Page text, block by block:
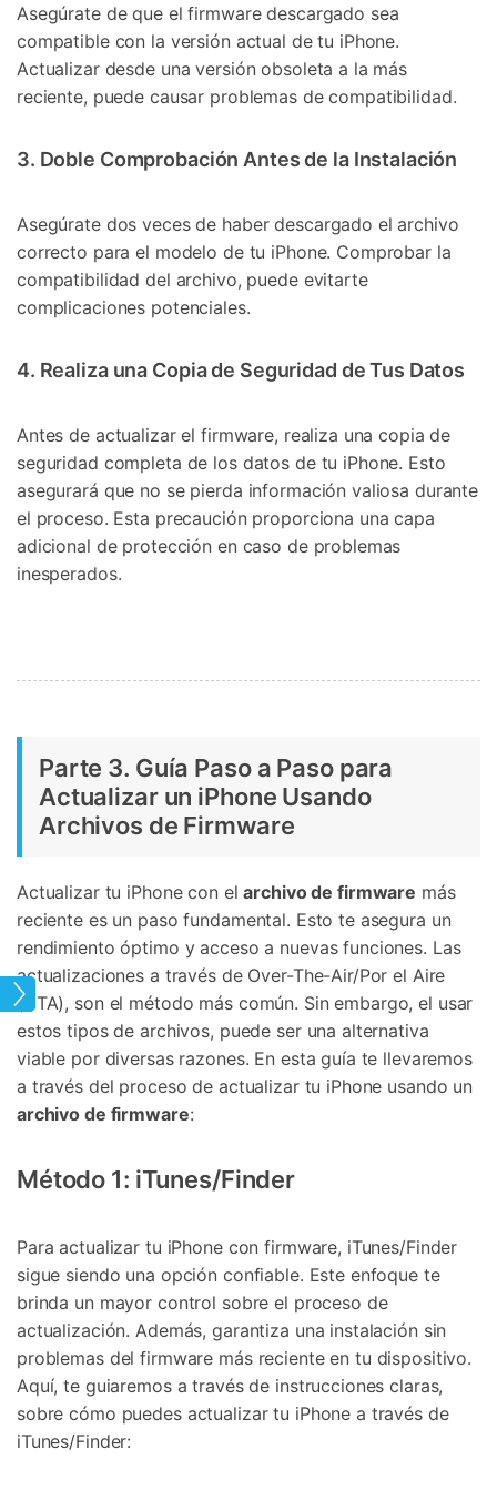
Asegúrate de que el firmware descargado sea
compatible con la versión actual de tu iPhone.
Actualizar desde una versión obsoleta a la más
reciente, puede causar problemas de compatibilidad.
3. Doble Comprobación Antes de la Instalación
Asegúrate dos veces de haber descargado el archivo
correcto para el modelo de tu iPhone. Comprobar la
compatibilidad del archivo, puede evitarte
complicaciones potenciales.
4. Realiza una Copia de Seguridad de Tus Datos
Antes de actualizar el firmware, realiza una copia de
seguridad completa de los datos de tu iPhone. Esto
asegurará que no se pierda información valiosa durante
el proceso. Esta precaución proporciona una capa
adicional de protección en caso de problemas
inesperados.
Parte 3. Guía Paso a Paso para
Actualizar un iPhone Usando
Archivos de Firmware
Actualizar tu iPhone con elarchivo de firmware más
reciente es un paso fundamental. Esto te asegura un
rendimiento óptimo y acceso a nuevas funciones. Las
actualizaciones a través de Over-The-Air/Por el Aire
(OTA), son el método más común. Sin embargo, el usar
estos tipos de archivos, puede ser una alternativa
viable por diversas razones. En esta guía te llevaremos
a través del proceso de actualizar tu iPhone usando un
archivo de firmware:
Método 1: iTunes/Finder
Para actualizar tu iPhone con firmware, iTunes/Finder
sigue siendo una opción confiable. Este enfoque te
brinda un mayor control sobre el proceso de
actualización. Además, garantiza una instalación sin
problemas del firmware más reciente en tu dispositivo.
Aquí, te guiaremos a través de instrucciones claras,
sobre cómo puedes actualizar tu iPhone a través de
iTunes/Finder:
17